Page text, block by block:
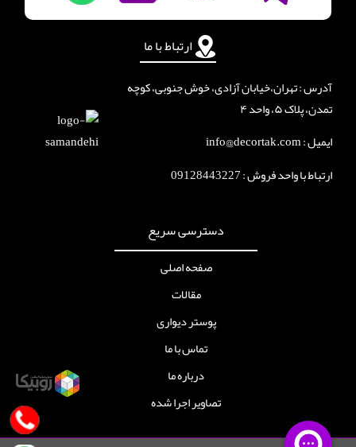
دسترسی سریع
صفحه اصلی
مقالات
پوستر دیواری
تماس با ما
درباره ما
تصاویر اجرا شده
ارتباط با ما
آدرس : تهران،خیابان آزادی، خوش جنوبی، کوچه
تمدن، پلاک ۵، واحد ۴
ایمیل : info@decortak.com
ارتباط با واحد فروش :09128443227